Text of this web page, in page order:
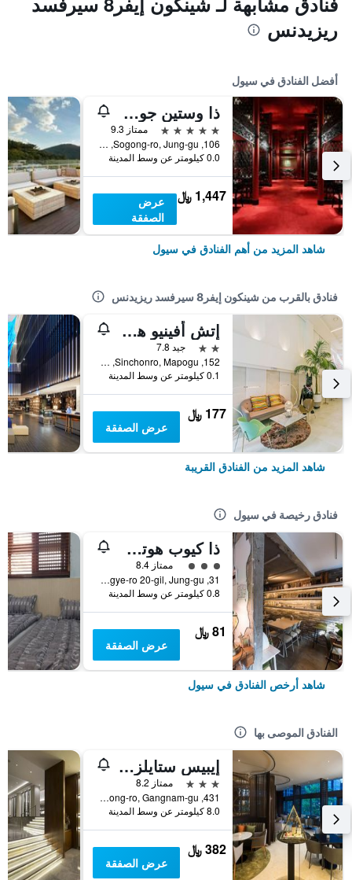
ريزيدنس
أفضل الفنادق في سيول
ذا وستين جوسون سول
5 نجوم
ممتاز 9.3
106, Sogong-ro, Jung-gu, سيول, كوريا الجنوبية
0.0 كيلومتر عن وسط المدينة
1,447 ﷼
عرض
الصفقة
شاهد المزيد من أهم الفنادق في سيول
فنادق بالقرب من شينكون إيفر8 سيرفسد ريزيدنس
إتش أفينيو هوتل إيداي شينتشون
2 نجمتين
جيد 7.8
152, Sinchonro, Mapogu, سيول, كوريا الجنوبية
0.1 كيلومتر عن وسط المدينة
177 ﷼
عرض الصفقة
شاهد المزيد من الفنادق القريبة
فنادق رخيصة في سيول
ذا كيوب هوتل - دار ضيافة
تقييم فئة 3ممتاز 8.4
31, Toegye-ro 20-gil, Jung-gu, سيول, كوريا الجنوبية
0.8 كيلومتر عن وسط المدينة
81 ﷼
عرض الصفقة
شاهد أرخص الفنادق في سيول
الفنادق الموصى بها
إيبيس ستايلز أمباسادور سيول غانغنام
3 نجوم
ممتاز 8.2
431, Samseong-ro, Gangnam-gu, سيول, كوريا الجنوبية
8.0 كيلومتر عن وسط المدينة
382 ﷼
عرض الصفقة